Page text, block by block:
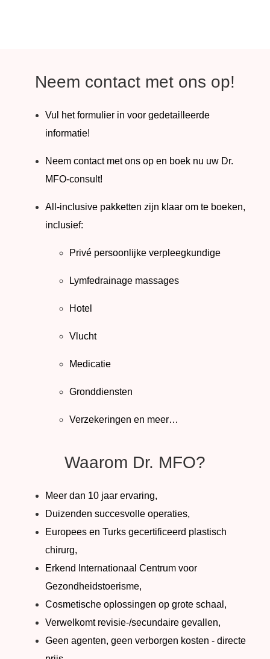
Neem contact met ons op!
Vul het formulier in voor gedetailleerde
informatie!
Neem contact met ons op en boek nu uw Dr.
MFO-consult!
All-inclusive pakketten zijn klaar om te boeken,
inclusief:
Privé persoonlijke verpleegkundige
Lymfedrainage massages
Hotel
Vlucht
Medicatie
Gronddiensten
Verzekeringen en meer…
Waarom Dr. MFO?
Meer dan 10 jaar ervaring,
Duizenden succesvolle operaties,
Europees en Turks gecertificeerd plastisch
chirurg,
Erkend Internationaal Centrum voor
Gezondheidstoerisme,
Cosmetische oplossingen op grote schaal,
Verwelkomt revisie-/secundaire gevallen,
Geen agenten, geen verborgen kosten - directe